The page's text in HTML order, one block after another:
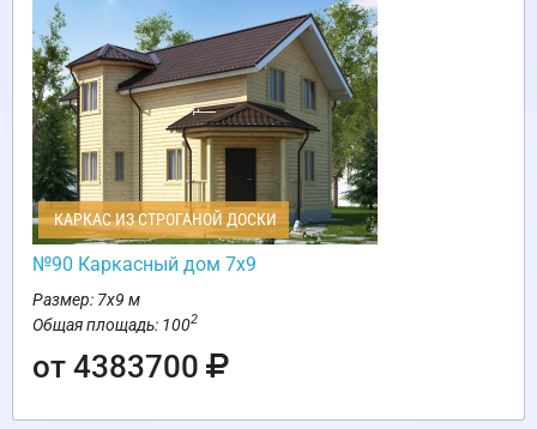
КАРКАС ИЗ СТРОГАНОЙ ДОСКИ
№90 Каркасный дом 7х9
Размер: 7х9 м
Общая площадь: 1002
от 4383700